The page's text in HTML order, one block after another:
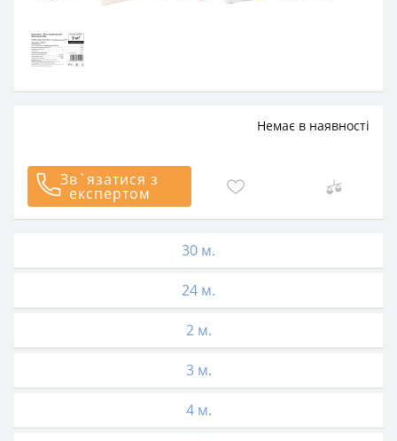
Немає в наявності
Зв`язатися з
експертом
30 м.
24 м.
2 м.
3 м.
4 м.